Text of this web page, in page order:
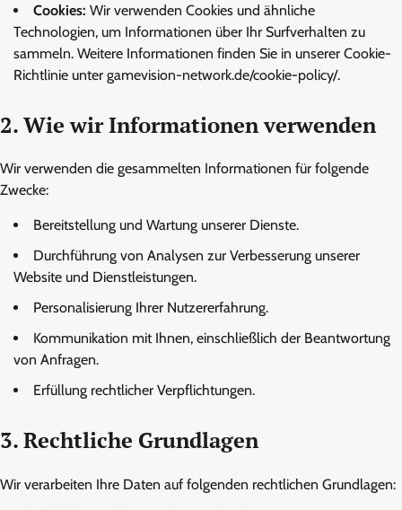
Cookies: Wir verwenden Cookies und ähnliche
Technologien, um Informationen über Ihr Surfverhalten zu
sammeln. Weitere Informationen finden Sie in unserer Cookie-
Richtlinie unter gamevision-network.de/cookie-policy/.
2. Wie wir Informationen verwenden
Wir verwenden die gesammelten Informationen für folgende
Zwecke:
Bereitstellung und Wartung unserer Dienste.
Durchführung von Analysen zur Verbesserung unserer
Website und Dienstleistungen.
Personalisierung Ihrer Nutzererfahrung.
Kommunikation mit Ihnen, einschließlich der Beantwortung
von Anfragen.
Erfüllung rechtlicher Verpflichtungen.
3. Rechtliche Grundlagen
Wir verarbeiten Ihre Daten auf folgenden rechtlichen Grundlagen: